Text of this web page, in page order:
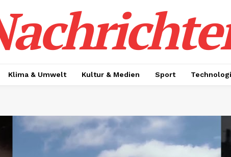
Klima & Umwelt Kultur & Medien Sport